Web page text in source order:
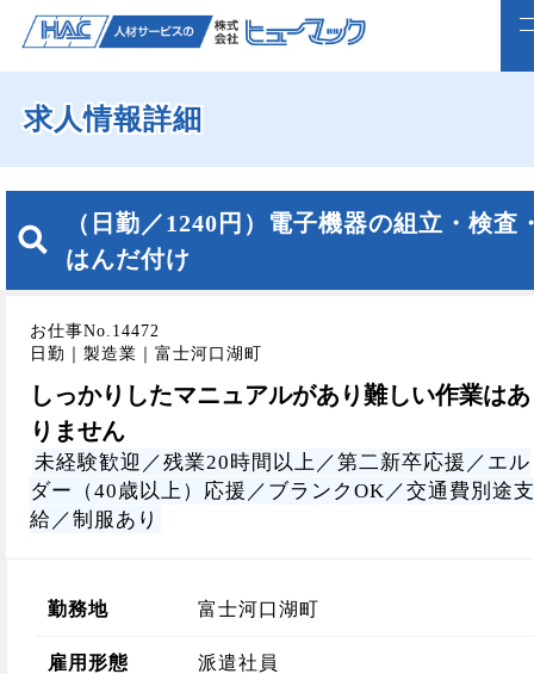
求人検索
正社員で転職したい方
よくいただくご質問
福利厚生
企業案内
求人情報詳細
（日勤／1240円）電子機器の組立・検査
はんだ付け
お仕事No.14472
日勤｜製造業｜富士河口湖町
しっかりしたマニュアルがあり難しい作業はあ
りません
未経験歓迎／残業20時間以上／第二新卒応援／エル
ダー（40歳以上）応援／ブランクOK／交通費別途支
給／制服あり
勤務地 富士河口湖町
雇用形態 派遣社員